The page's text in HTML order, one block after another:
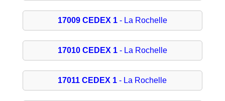
17009 CEDEX 1- La Rochelle
17010 CEDEX 1- La Rochelle
17011 CEDEX 1 - La Rochelle